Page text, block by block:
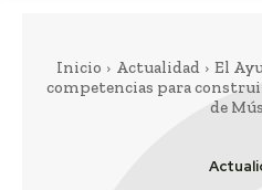
Inicio Actualidad
El
competencias para
de